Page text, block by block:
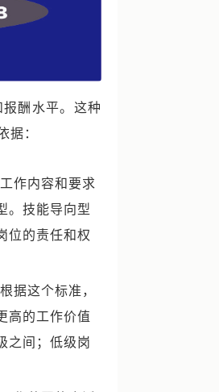
酬水平。这种
：
作内容和要求
。技能导向型
位的责任和权
据这个标准，
高的工作价值
之间；低级岗